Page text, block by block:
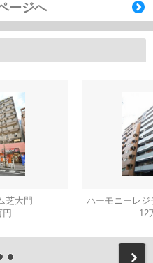
ージへ
芝大門
円
ハーモニーレジ
12